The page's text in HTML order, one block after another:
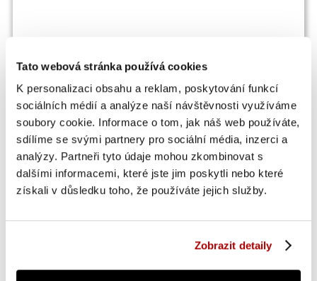
Tato webová stránka používá cookies
K personalizaci obsahu a reklam, poskytování funkcí
sociálních médií a analýze naší návštěvnosti využíváme
soubory cookie. Informace o tom, jak náš web používáte,
sdílíme se svými partnery pro sociální média, inzerci a
analýzy. Partneři tyto údaje mohou zkombinovat s
dalšími informacemi, které jste jim poskytli nebo které
získali v důsledku toho, že používáte jejich služby.
Zobrazit detaily
OSTATNÍ SI TAKÉ PROHLÍŽEJÍ
-20 %
BOMBA AKCE